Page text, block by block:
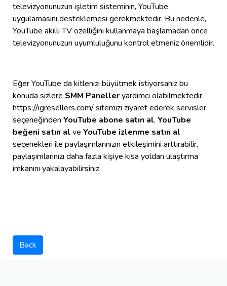
televizyonunuzun işletim sisteminin, YouTube
uygulamasını desteklemesi gerekmektedir. Bu nedenle,
YouTube akıllı TV özelliğini kullanmaya başlamadan önce
televizyonunuzun uyumluluğunu kontrol etmeniz önemlidir.
Eğer YouTube da kitlenizi büyütmek istiyorsanız bu
konuda sizlere SMM Panelleryardımcı olabilmektedir.
https://igresellers.com/ sitemizi ziyaret ederek servisler
seçeneğinden YouTube abone satın al, YouTube
beğeni satın al ve YouTube izlenme satın al
seçenekleri ile paylaşımlarınızın etkileşimini arttırabilir,
paylaşımlarınızı daha fazla kişiye kısa yoldan ulaştırma
imkanını yakalayabilirsiniz.
Back